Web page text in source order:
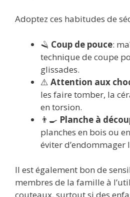
Adoptez ces habitudes de
🪒 Coup de pouce:
technique de coupe
glissades.
⚠️ Attention aux
les faire tomber, la
en torsion.
👨‍🍳 Planche à
planches en bois ou
éviter d’endommager
Il est également bon de
membres de la famille à